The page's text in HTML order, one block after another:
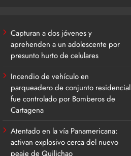
Capturan a dos jóvenes y
aprehenden a un adolescente por
presunto hurto de celulares
Incendio de vehículo en
parqueadero de conjunto residencial
fue controlado por Bomberos de
Cartagena
Atentado en la vía Panamericana:
activan explosivo cerca del nuevo
peaje de Quilichao